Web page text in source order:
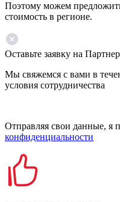
Поэтому можем
стоимость в регионе.
Оставьте заявку на
Мы свяжемся с вами в
условия сотрудничества
Отправляя свои данные, я
конфиденциальности